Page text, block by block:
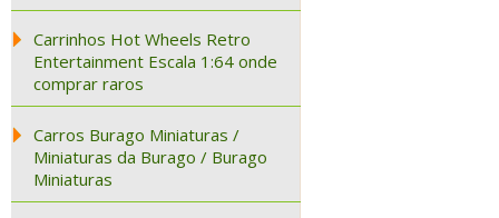
Carrinhos Hot Wheels Retro
Entertainment Escala 1:64 onde
comprar raros
Carros Burago Miniaturas /
Miniaturas da Burago / Burago
Miniaturas